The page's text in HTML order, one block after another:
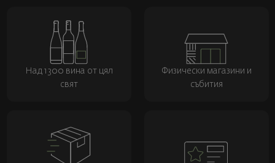
Над 1300 вина от цял
свят
Физически магазини и
събития